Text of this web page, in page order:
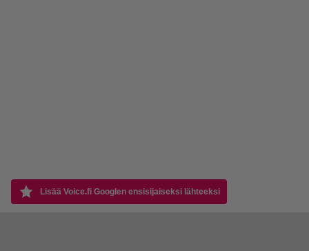
Lisää Voice.fi Googlen ensisijaiseksi lähteeksi